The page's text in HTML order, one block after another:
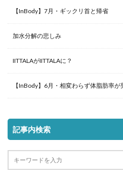
【InBody】7月・ギックリ首と帰省
加水分解の悲しみ
IITTALAがIITTALAに？
【InBody】6月・相変わらず体脂肪率が
記事内検索